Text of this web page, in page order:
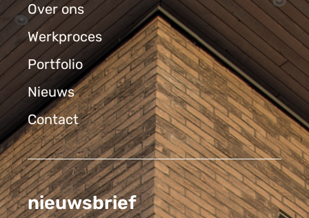
Over ons
Werkproces
Portfolio
Nieuws
Contact
nieuwsbrief